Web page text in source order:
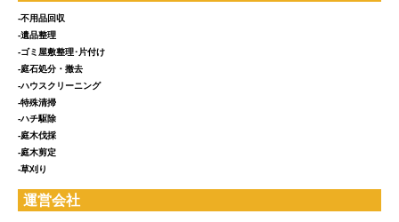
-不用品回収
-遺品整理
-ゴミ屋敷整理･片付け
-庭石処分・撤去
-ハウスクリーニング
-特殊清掃
-ハチ駆除
-庭木伐採
-庭木剪定
-草刈り
運営会社